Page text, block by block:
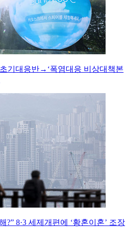
기대응반→‘폭염대응 비상대책본
?” 8·3 세제개편에 ‘황혼이혼’ 조장